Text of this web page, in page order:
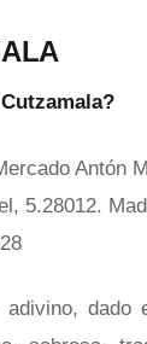
Antón
5.28012.
dado